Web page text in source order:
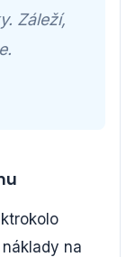
Záleží,
na